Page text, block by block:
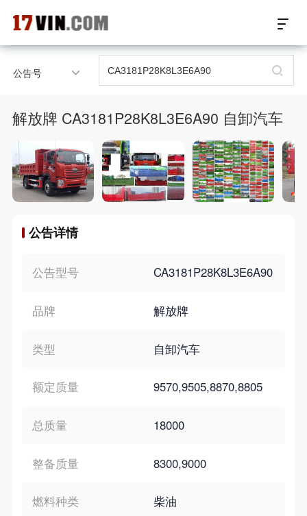
17VIN车架号查询首页
汽配产品车型适配
汽配产品电子目录
微信群智能客服
个性化私人定制
公告号
解放牌 CA3181P28K8L3E6A90 自卸汽车
公告详情
公告型号 CA3181P28K8L3E6A90
品牌 解放牌
类型 自卸汽车
额定质量 9570,9505,8870,8805
总质量 18000
整备质量 8300,9000
燃料种类 柴油